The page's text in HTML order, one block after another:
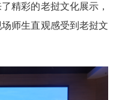
精彩的老挝文化展示，
师生直观感受到老挝文